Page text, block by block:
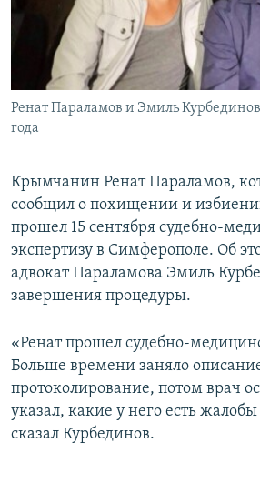
ПОБЕДИТЕЛЕЙ НЕ СУДЯТ?
КРЫМ.НЕПОКОРЕННЫЙ
ELIFBE
УКРАИНСКАЯ ПРОБЛЕМА КРЫМА
ПРИСОЕДИНЯЙТЕСЬ!
Все сайты RFE/RL
Ренат Параламов и Эмиль
года
Крымчанин Ренат Параламов,
сообщил о похищении и
прошел 15 сентября судебно-
экспертизу в Симферополе. Об
адвокат Параламова Эмиль
завершения процедуры.
«Ренат прошел судебно-
Больше времени заняло
протоколирование, потом врач
указал, какие у него есть
сказал Курбединов.